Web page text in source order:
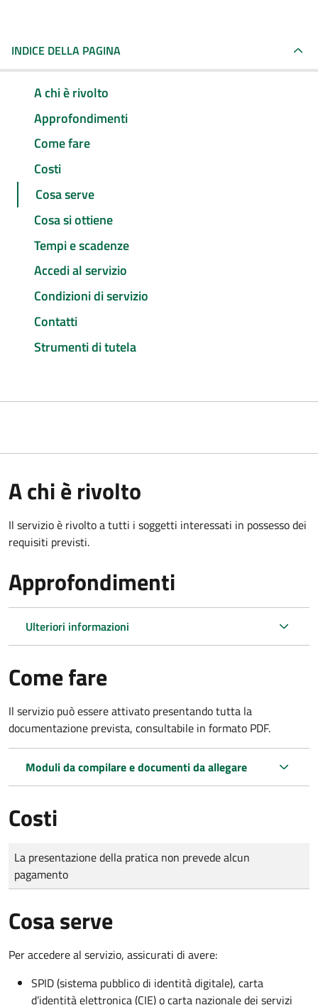
INDICE DELLA PAGINA
A chi è rivolto
Approfondimenti
Come fare
Costi
Cosa serve
Cosa si ottiene
Tempi e scadenze
Accedi al servizio
Condizioni di servizio
Contatti
Strumenti di tutela
A chi è rivolto
Il servizio è rivolto a tutti i soggetti interessati in possesso dei
requisiti previsti.
Approfondimenti
Ulteriori informazioni
Come fare
Il servizio può essere attivato presentando tutta la
documentazione prevista, consultabile in formato PDF.
Moduli da compilare e documenti da allegare
Costi
Tipo di pagamento
Importo
La presentazione della pratica non prevede alcun
pagamento
Cosa serve
Per accedere al servizio, assicurati di avere:
SPID (sistema pubblico di identità digitale), carta
d’identità elettronica (CIE) o carta nazionale dei servizi